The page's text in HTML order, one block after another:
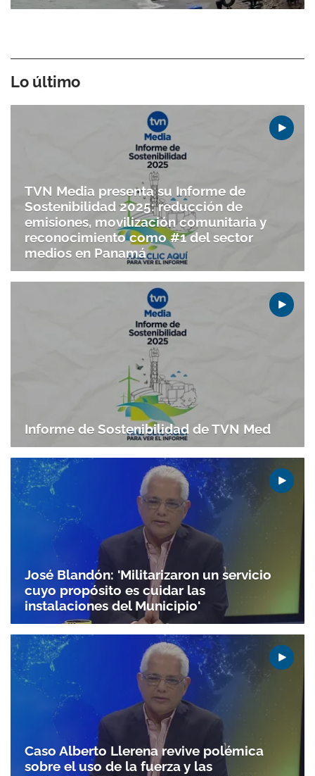
Lo último
TVN Media presenta su Informe de
Sostenibilidad 2025: reducción de
emisiones, movilización comunitaria y
reconocimiento como #1 del sector
medios en Panamá
Informe de Sostenibilidad de TVN Med
José Blandón: 'Militarizaron un servicio
cuyo propósito es cuidar las
instalaciones del Municipio'
Caso Alberto Llerena revive polémica
sobre el uso de la fuerza y las